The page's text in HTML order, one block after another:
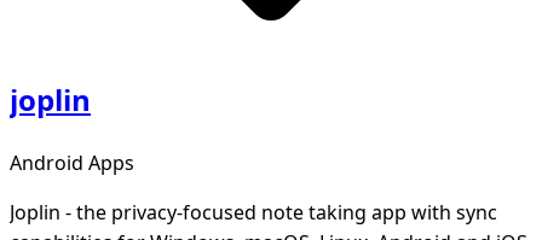
joplin
Android Apps
Joplin - the privacy-focused note taking app with sync